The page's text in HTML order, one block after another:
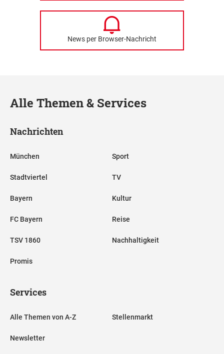
News per Browser-Nachricht
Alle Themen & Services
Nachrichten
München
Stadtviertel
Bayern
FC Bayern
TSV 1860
Promis
Sport
TV
Kultur
Reise
Nachhaltigkeit
Services
Alle Themen von A-Z
Newsletter
Stellenmarkt